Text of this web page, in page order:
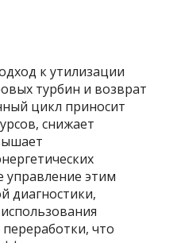
к утилизации
турбин и возврат
цикл приносит
снижает
управление этим
диагностики,
что